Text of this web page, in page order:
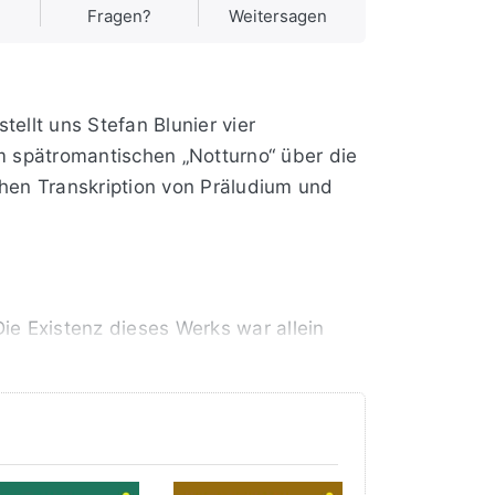
Fragen? Weitersagen
uns Stefan Blunier vier
„Notturno“ über die
Transkription von Präludium und
Existenz dieses Werks war allein
Musikalische Presse“ von der
„Polyhymnia“ unter der Leitung
wurde das Stück später